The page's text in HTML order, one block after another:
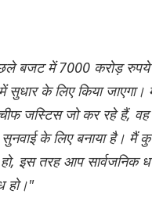
बजट में 7000 करोड़
में सुधार के लिए किया
जस्टिस जो कर रहे हैं, वह
के लिए बनाया है। मैं
इस तरह आप सार्वजनिक
हो।"